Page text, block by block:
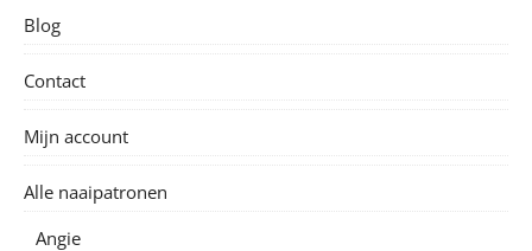
Blog
Contact
Mijn account
Alle naaipatronen
Angie